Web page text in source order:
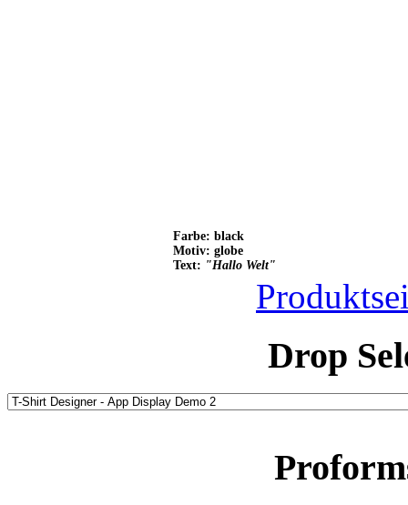
Farbe: black
Motiv: globe
Text: "Hallo Welt"
Drop